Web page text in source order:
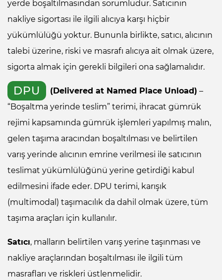
yerde boşaltılmasından sorumludur. Satıcının
nakliye sigortası ile ilgili alıcıya karşı hiçbir
yükümlülüğü yoktur. Bununla birlikte, satıcı, alıcının
talebi üzerine, riski ve masrafı alıcıya ait olmak üzere,
sigorta almak için gerekli bilgileri ona sağlamalıdır.
DPU (Delivered at Named Place Unload) –
“Boşaltma yerinde teslim” terimi, ihracat gümrük
rejimi kapsamında gümrük işlemleri yapılmış malın,
gelen taşıma aracından boşaltılması ve belirtilen
varış yerinde alıcının emrine verilmesi ile satıcının
teslimat yükümlülüğünü yerine getirdiği kabul
edilmesini ifade eder. DPU terimi, karışık
(multimodal) taşımacılık da dahil olmak üzere, tüm
taşıma araçları için kullanılır.
Satıcı, malların belirtilen varış yerine taşınması ve
nakliye araçlarından boşaltılması ile ilgili tüm
masrafları ve riskleri üstlenmelidir.